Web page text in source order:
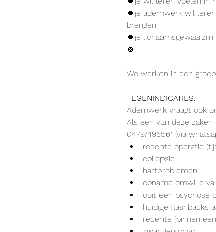
🍀je ademwerk wil
brengen
🍀je
🍀...
We werken in een
TEGENINDICATIES.
Ademwerk vraagt ook
Als een van deze
0479/496561 (via
recente operatie
epilepsie
hartproblemen
opname omwille
ooit een psychose
huidige flashbacks
recente (binnen